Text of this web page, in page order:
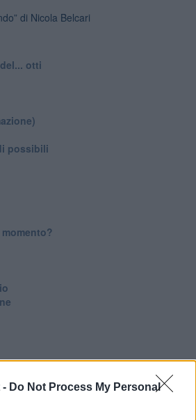
- Do Not Process My Personal
di Nicola Belcari
otti
possibili